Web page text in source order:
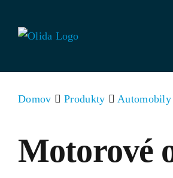
Domov Produkty
Motorové